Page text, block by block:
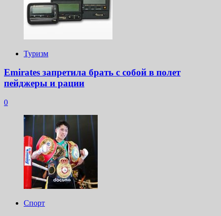
Туризм
Emirates запретила брать с собой в полет
пейджеры и рации
0
Спорт